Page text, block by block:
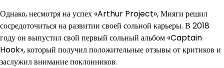
Однако, несмотря на успех «Arthur Project», Мияги решил
сосредоточиться на развитии своей сольной карьеры. В 2018
году он выпустил свой первый сольный альбом «Captain
Hook», который получил положительные отзывы от критиков и
заслужил внимание поклонников.